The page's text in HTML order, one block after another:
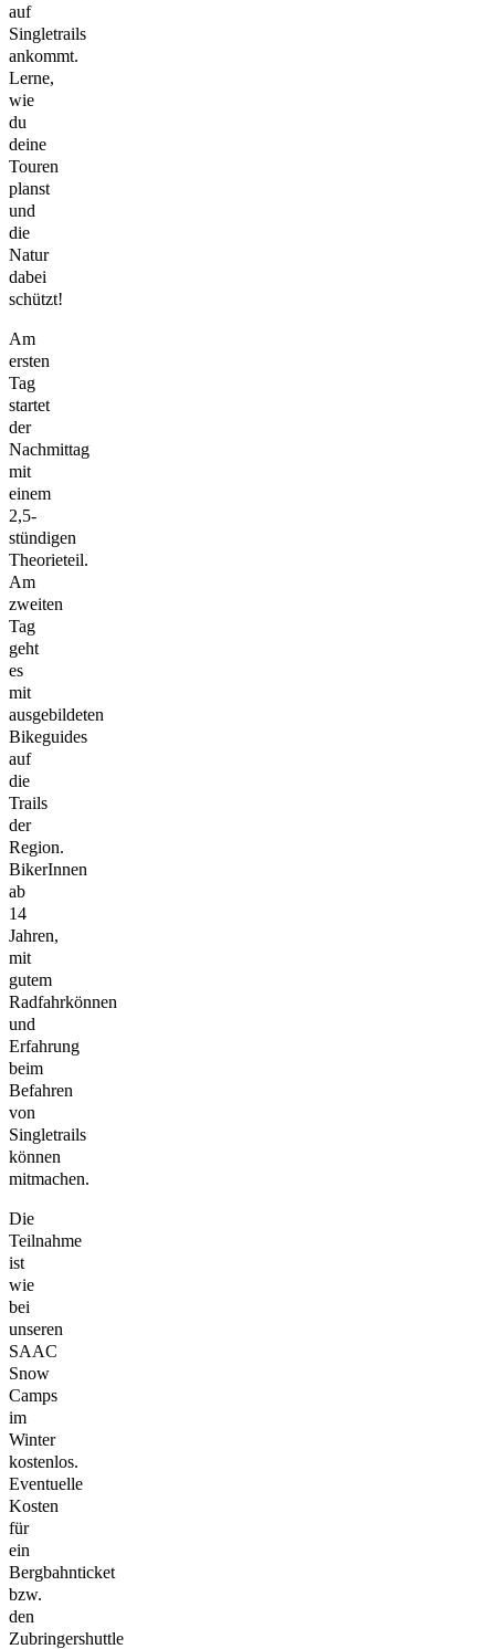
auf
Singletrails
ankommt.
Lerne,
wie
du
deine
Touren
planst
und
die
Natur
dabei
schützt!
Am
ersten
Tag
startet
der
Nachmittag
mit
einem
2,5-
stündigen
Theorieteil.
Am
zweiten
Tag
geht
es
mit
ausgebildeten
Bikeguides
auf
die
Trails
der
Region.
BikerInnen
ab
14
Jahren,
mit
gutem
Radfahrkönnen
und
Erfahrung
beim
Befahren
von
Singletrails
können
mitmachen.
Die
Teilnahme
ist
wie
bei
unseren
SAAC
Snow
Camps
im
Winter
kostenlos.
Eventuelle
Kosten
für
ein
Bergbahnticket
bzw.
den
Zubringershuttle